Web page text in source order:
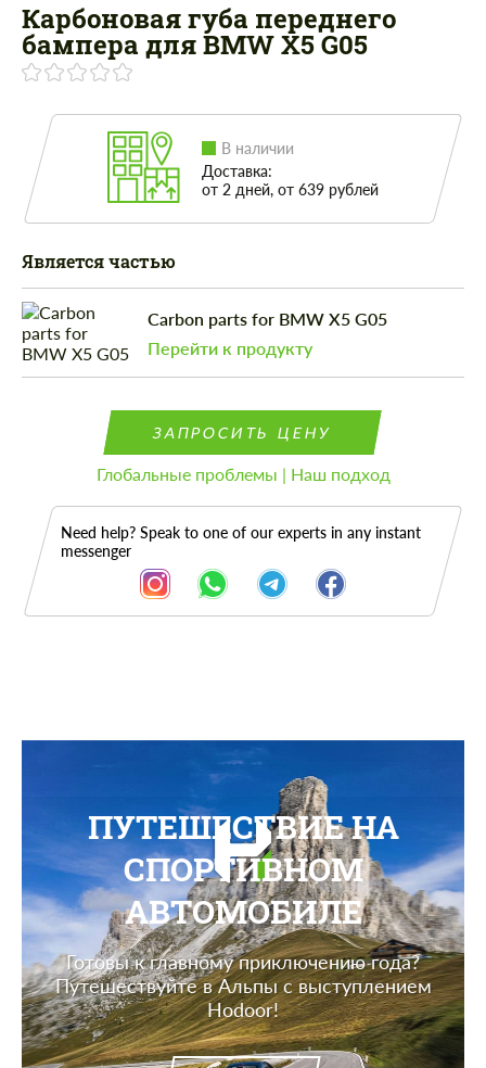
Карбоновая губа переднего
бампера для BMW X5 G05
В наличии
Доставка:
от 2 дней, от 639 рублей
Является частью
Carbon parts for BMW X5 G05
Перейти к продукту
ЗАПРОСИТЬ ЦЕНУ
Глобальные проблемы | Наш подход
Need help? Speak to one of our experts in any instant
messenger
ПУТЕШЕСТВИЕ НА
СПОРТИВНОМ
АВТОМОБИЛЕ
Готовы к главному приключению года?
Путешествуйте в Альпы с выступлением
Hodoor!